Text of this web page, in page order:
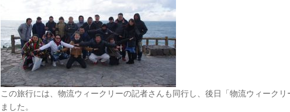
この旅行には、物流ウィークリーの記者さんも同行し、後日「物流ウィークリ
ました。